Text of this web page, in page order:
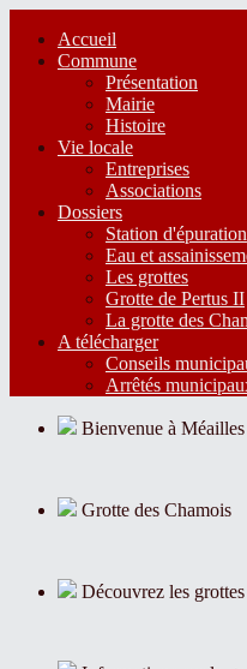
Accueil
Commune
Présentation
Mairie
Histoire
Vie locale
Entreprises
Associations
Dossiers
Station d'épuration
Eau et
Les grottes
Grotte de Pertus II
La grotte des
A télécharger
Conseils
Arrêtés
Bienvenue à Méailles
Grotte des Chamois
Découvrez les